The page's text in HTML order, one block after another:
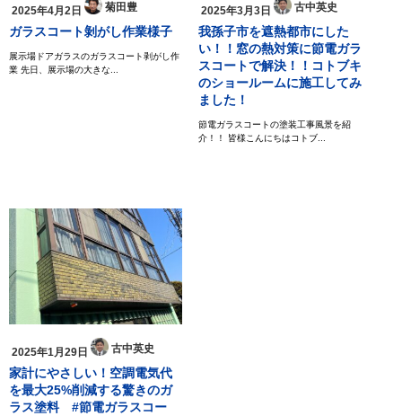
2025年4月2日 菊田豊
ガラスコート剝がし作業様子
展示場ドアガラスのガラスコート剥がし作
業 先日、展示場の大きな...
2025年3月3日 古中英史
我孫子市を遮熱都市にした
い！！窓の熱対策に節電ガラ
スコートで解決！！コトブキ
のショールームに施工してみ
ました！
節電ガラスコートの塗装工事風景を紹
介！！ 皆様こんにちはコトブ...
2025年1月29日 古中英史
家計にやさしい！空調電気代
を最大25%削減する驚きのガ
ラス塗料 #節電ガラスコー